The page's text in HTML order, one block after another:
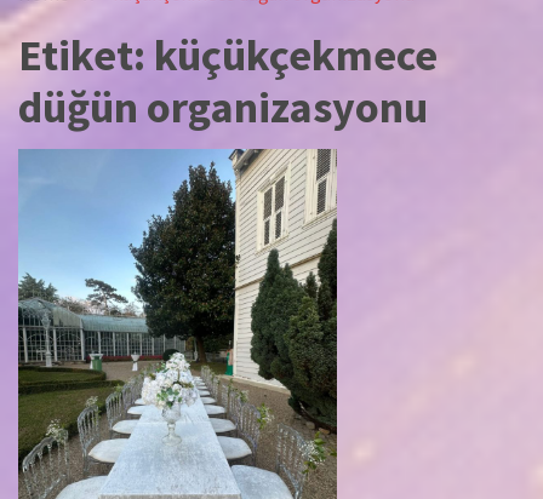
Etiket: küçükçekmece
düğün organizasyonu